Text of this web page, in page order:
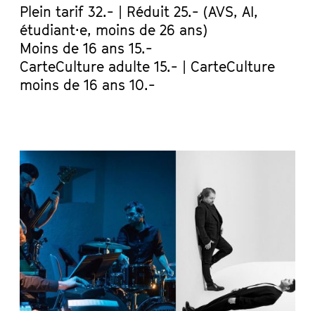
Plein tarif 32.- | Réduit 25.- (AVS, AI,
étudiant·e, moins de 26 ans)
Moins de 16 ans 15.-
CarteCulture adulte 15.- | CarteCulture
moins de 16 ans 10.-